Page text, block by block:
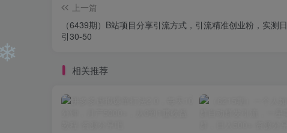
上一篇
（6439期）B站项目分享引流方式，引流精准创业粉，实测日
引30-50
相关推荐